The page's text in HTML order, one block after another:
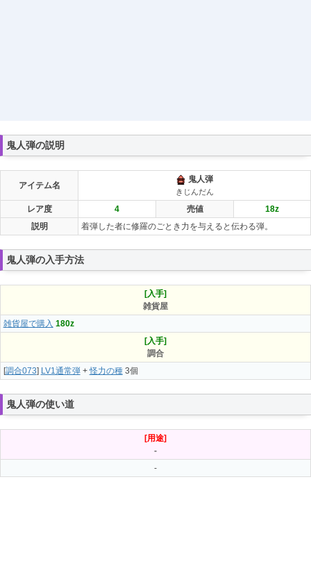
鬼人弾の説明
アイテム名
鬼人弾
きじんだん
レア度 4 売値 18z
説明
着弾した者に修羅のごとき力を与えると伝わる弾。
鬼人弾の入手方法
[入手]
雑貨屋
雑貨屋で購入 180z
[入手]
調合
[調合073] LV1通常弾+怪力の種3個
鬼人弾の使い道
[用途]
-
-